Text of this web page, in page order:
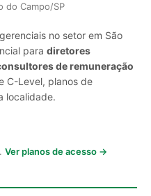
do Campo/SP
no setor em São
para diretores
de remuneração
C-Level, planos de
localidade.
Ver planos de acesso →